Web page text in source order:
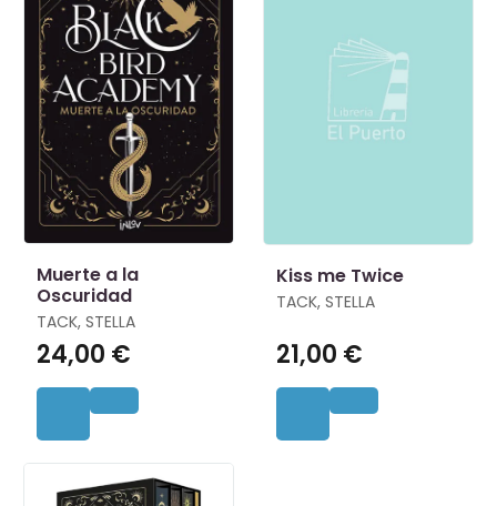
Muerte a la
Oscuridad
TACK, STELLA
24,00 €
Kiss me Twice
TACK, STELLA
21,00 €